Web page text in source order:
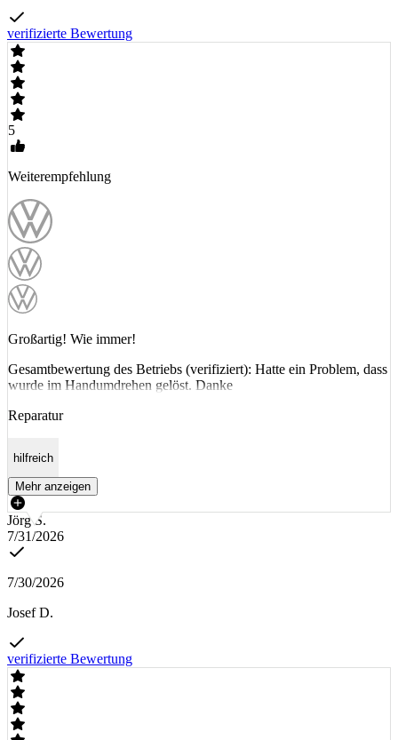
verifizierte Bewertung
5
Weiterempfehlung
Großartig! Wie immer!
Gesamtbewertung des Betriebs (verifiziert): Hatte ein Problem, dass
wurde im Handumdrehen gelöst. Danke
Reparatur
hilfreich
Mehr anzeigen
Jörg S.
7/31/2026
7/30/2026
Josef D.
verifizierte Bewertung